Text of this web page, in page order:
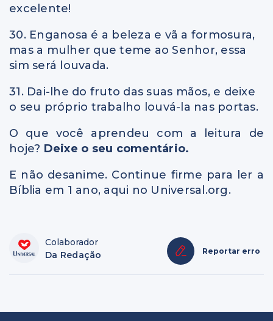
excelente!
30. Enganosa é a beleza e vã a formosura,
mas a mulher que teme ao Senhor, essa
sim será louvada.
31. Dai-lhe do fruto das suas mãos, e deixe
o seu próprio trabalho louvá-la nas portas.
O que você aprendeu com a leitura de
hoje? Deixe o seu comentário.
E não desanime. Continue firme para ler a
Bíblia em 1 ano, aqui no Universal.org.
Colaborador
Da Redação
Reportar erro